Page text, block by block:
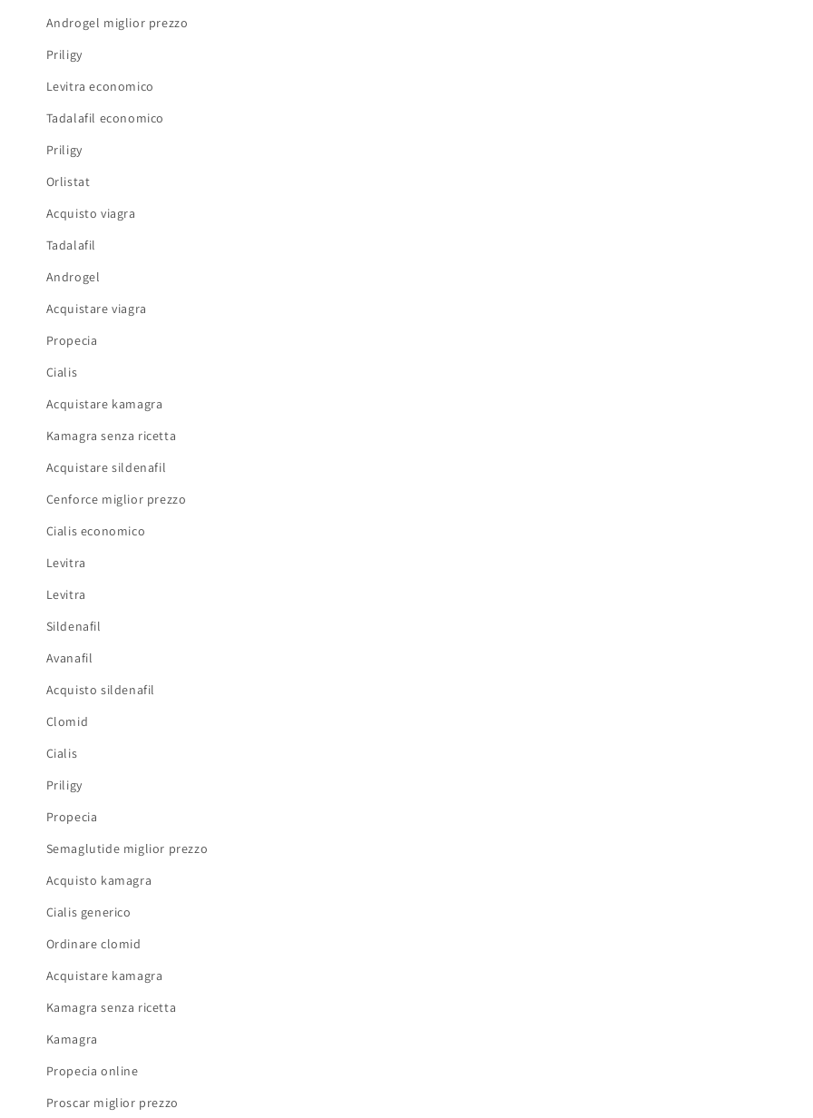
Androgel miglior prezzo
Priligy
Levitra economico
Tadalafil economico
Priligy
Orlistat
Acquisto viagra
Tadalafil
Androgel
Acquistare viagra
Propecia
Cialis
Acquistare kamagra
Kamagra senza ricetta
Acquistare sildenafil
Cenforce miglior prezzo
Cialis economico
Levitra
Levitra
Sildenafil
Avanafil
Acquisto sildenafil
Clomid
Cialis
Priligy
Propecia
Semaglutide miglior prezzo
Acquisto kamagra
Cialis generico
Ordinare clomid
Acquistare kamagra
Kamagra senza ricetta
Kamagra
Propecia online
Proscar miglior prezzo